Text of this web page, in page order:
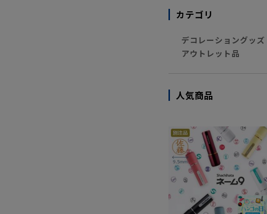
カテゴリ
デコレーショングッズ
アウトレット品
人気商品